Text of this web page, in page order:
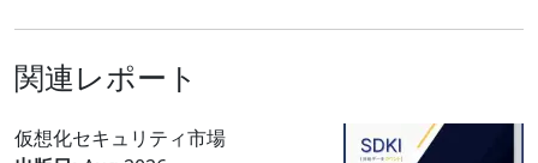
関連レポート
仮想化セキュリティ市場